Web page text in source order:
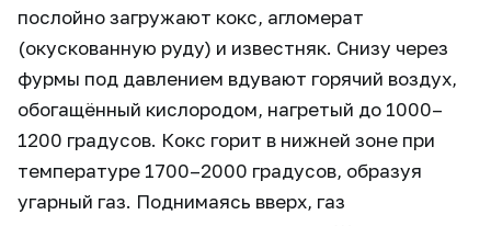
послойно загружают кокс, агломерат
(окускованную руду) и известняк. Снизу через
фурмы под давлением вдувают горячий воздух,
обогащённый кислородом, нагретый до 1000–
1200 градусов. Кокс горит в нижней зоне при
температуре 1700–2000 градусов, образуя
угарный газ. Поднимаясь вверх, газ